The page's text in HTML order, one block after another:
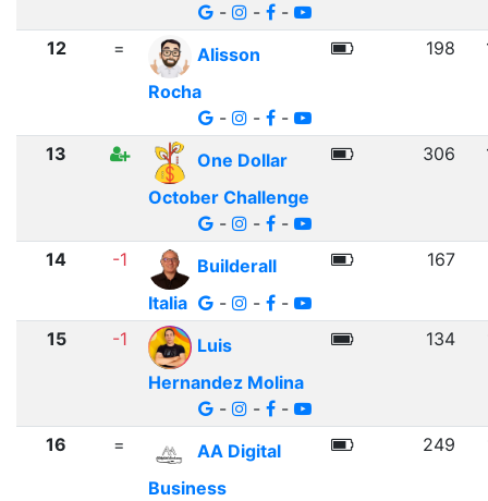
-
- -
12 =
Alisson
Rocha
-
- -
198
13
One Dollar
October Challenge
-
- -
306
14 -1
Builderall
Italia
- - -
167
15 -1
Luis
Hernandez Molina
-
- -
134
16 =
AA Digital
Business
249